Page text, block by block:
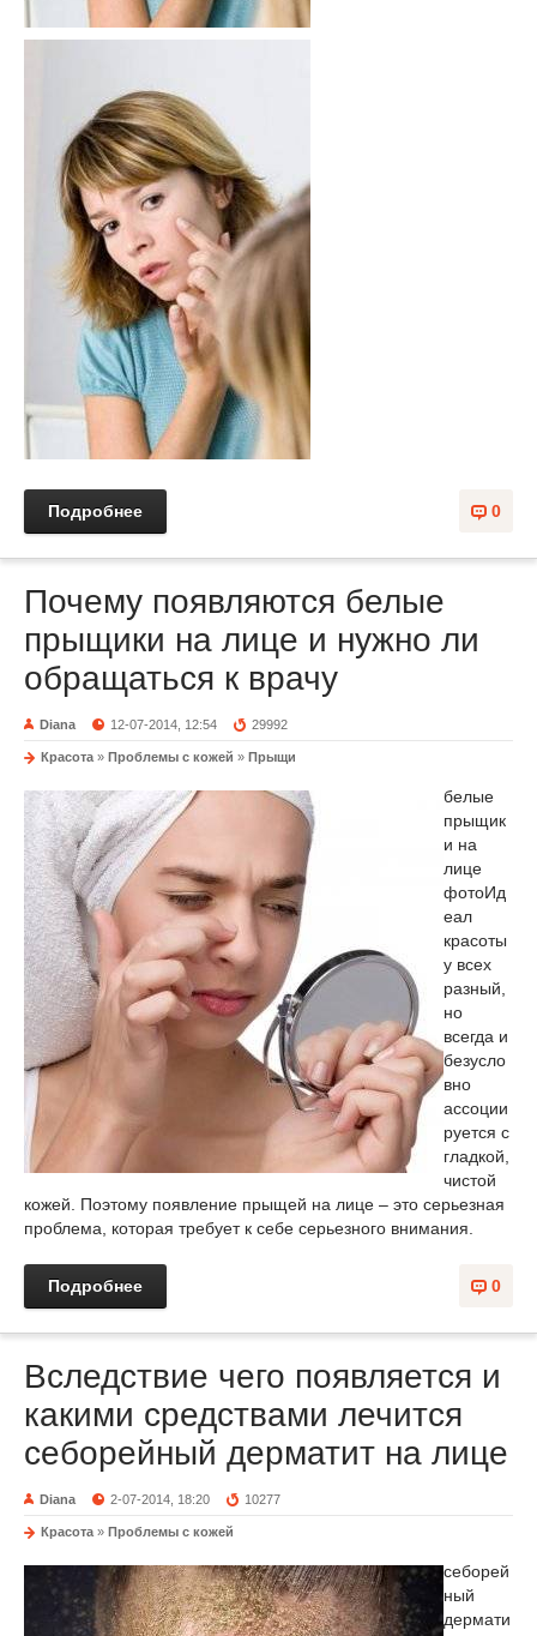
0
Подробнее
Почему появляются белые
прыщики на лице и нужно ли
обращаться к врачу
Diana 12-07-2014, 12:54 29992
Красота » Проблемы с кожей » Прыщи
белые
прыщик
и на
лице
фотоИд
еал
красоты
у всех
разный,
но
всегда и
безусло
вно
ассоции
руется с
гладкой,
чистой
кожей. Поэтому появление прыщей на лице – это серьезная
проблема, которая требует к себе серьезного внимания.
0
Подробнее
Вследствие чего появляется и
какими средствами лечится
себорейный дерматит на лице
Diana 2-07-2014, 18:20 10277
Красота » Проблемы с кожей
себорей
ный
дермати